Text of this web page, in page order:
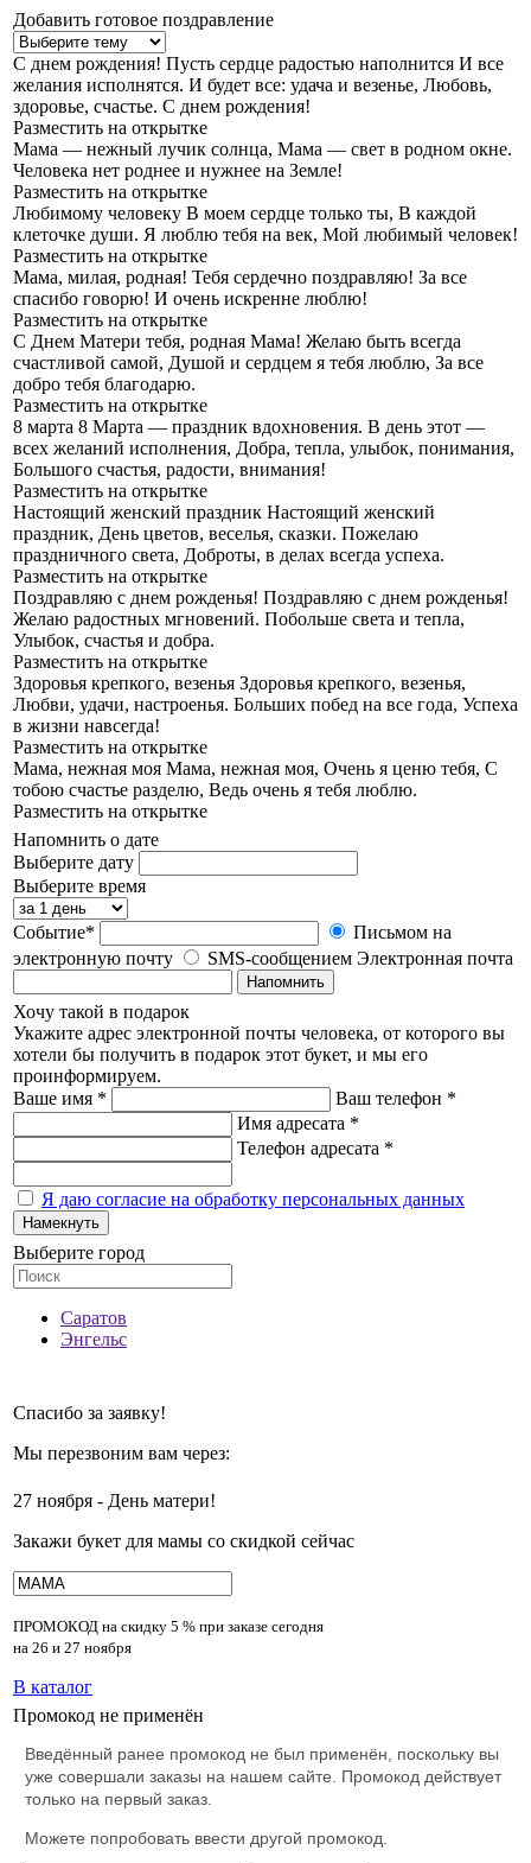
Добавить готовое поздравление
С днем рождения! Пусть сердце радостью наполнится И все
желания исполнятся. И будет все: удача и везенье, Любовь,
здоровье, счастье. С днем рождения!
Разместить на открытке
Мама — нежный лучик солнца, Мама — свет в родном окне.
Человека нет роднее и нужнее на Земле!
Разместить на открытке
Любимому человеку В моем сердце только ты, В каждой
клеточке души. Я люблю тебя на век, Мой любимый человек!
Разместить на открытке
Мама, милая, родная! Тебя сердечно поздравляю! За все
спасибо говорю! И очень искренне люблю!
Разместить на открытке
С Днем Матери тебя, родная Мама! Желаю быть всегда
счастливой самой, Душой и сердцем я тебя люблю, За все
добро тебя благодарю.
Разместить на открытке
8 марта 8 Марта — праздник вдохновения. В день этот —
всех желаний исполнения, Добра, тепла, улыбок, понимания,
Большого счастья, радости, внимания!
Разместить на открытке
Настоящий женский праздник Настоящий женский
праздник, День цветов, веселья, сказки. Пожелаю
праздничного света, Доброты, в делах всегда успеха.
Разместить на открытке
Поздравляю с днем рожденья! Поздравляю с днем рожденья!
Желаю радостных мгновений. Побольше света и тепла,
Улыбок, счастья и добра.
Разместить на открытке
Здоровья крепкого, везенья Здоровья крепкого, везенья,
Любви, удачи, настроенья. Больших побед на все года, Успеха
в жизни навсегда!
Разместить на открытке
Мама, нежная моя Мама, нежная моя, Очень я ценю тебя, С
тобою счастье разделю, Ведь очень я тебя люблю.
Разместить на открытке
Напомнить о дате
Выберите дату
Выберите время
Событие*
Письмом на
электронную почту
SMS-сообщением Электронная почта
Напомнить
Хочу такой в подарок
Укажите адрес электронной почты человека, от которого вы
хотели бы получить в подарок этот букет, и мы его
проинформируем.
Ваше имя *
Ваш телефон *
Имя адресата *
Телефон адресата *
Я даю согласие на обработку персональных данных
Намекнуть
Выберите город
Саратов
Энгельс
Спасибо за заявку!
Мы перезвоним вам через:
27 ноября - День матери!
Закажи букет для мамы со скидкой сейчас
ПРОМОКОД на скидку 5 % при заказе сегодня
на 26 и 27 ноября
В каталог
Промокод не применён
Введённый ранее промокод не был применён, поскольку вы
уже совершали заказы на нашем сайте. Промокод действует
только на первый заказ.
Можете попробовать ввести другой промокод.